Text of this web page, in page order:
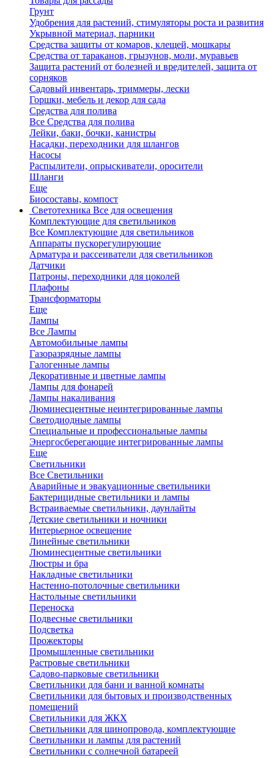
Грунт
Удобрения для растений, стимуляторы роста и развития
Укрывной материал, парники
Средства защиты от комаров, клещей, мошкары
Средства от тараканов, грызунов, моли, муравьев
Защита растений от болезней и вредителей, защита от
сорняков
Садовый инвентарь, триммеры, лески
Горшки, мебель и декор для сада
Средства для полива
Все Средства для полива
Лейки, баки, бочки, канистры
Насадки, переходники для шлангов
Насосы
Распылители, опрыскиватели, оросители
Шланги
Еще
Биосоставы, компост
Светотехника Все для освещения
Комплектующие для светильников
Все Комплектующие для светильников
Аппараты пускорегулирующие
Арматура и рассеиватели для светильников
Датчики
Патроны, переходники для цоколей
Плафоны
Трансформаторы
Еще
Лампы
Все Лампы
Автомобильные лампы
Газоразрядные лампы
Галогенные лампы
Декоративные и цветные лампы
Лампы для фонарей
Лампы накаливания
Люминесцентные неинтегрированные лампы
Светодиодные лампы
Специальные и профессиональные лампы
Энергосберегающие интегрированные лампы
Еще
Светильники
Все Светильники
Аварийные и эвакуационные светильники
Бактерицидные светильники и лампы
Встраиваемые светильники, даунлайты
Детские светильники и ночники
Интерьерное освещение
Линейные светильники
Люминесцентные светильники
Люстры и бра
Накладные светильники
Настенно-потолочные светильники
Настольные светильники
Переноска
Подвесные светильники
Подсветка
Прожекторы
Промышленные светильники
Растровые светильники
Садово-парковые светильники
Светильники для бани и ванной комнаты
Светильники для бытовых и производственных
помещений
Светильники для ЖКХ
Светильники для шинопровода, комплектующие
Светильники и лампы для растений
Светильники с солнечной батареей